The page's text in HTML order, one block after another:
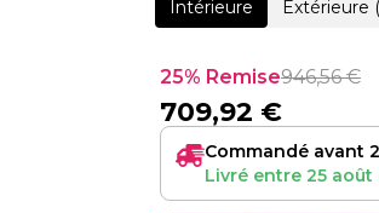
Intérieure Extérieure
25% Remise946,56€
709,92 €
Commandé avant
Livré entre 25 août